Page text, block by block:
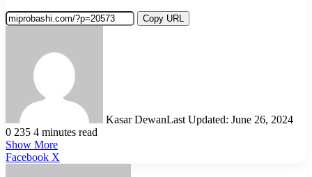
Copy URL
Kasar DewanLast Updated: June 26, 2024
0 235 4 minutes read
Show More
Facebook X